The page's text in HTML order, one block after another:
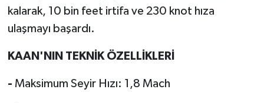
kalarak, 10 bin feet irtifa ve 230 knot hıza
ulaşmayı başardı.
KAAN'NIN TEKNİK ÖZELLİKLERİ
- Maksimum Seyir Hızı: 1,8 Mach